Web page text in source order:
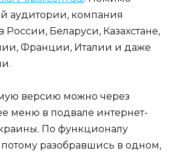
аудитории, компания
России, Беларуси, Казахстане,
Франции, Италии и даже
версию можно через
меню в подвале интернет-
По функционалу
разобравшись в одном,